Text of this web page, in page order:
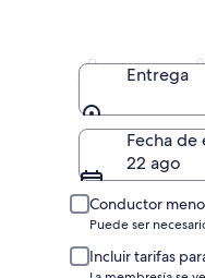
Entrega
Entrega
Fecha
22 ago
Conductor
Puede ser
Incluir tarifas